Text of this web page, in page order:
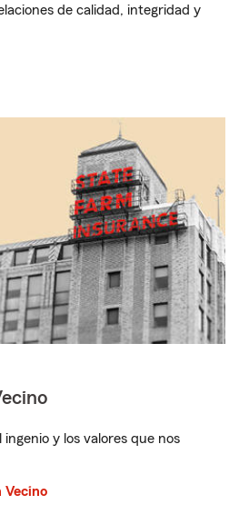
de calidad, integridad y
y los valores que nos
Vecino